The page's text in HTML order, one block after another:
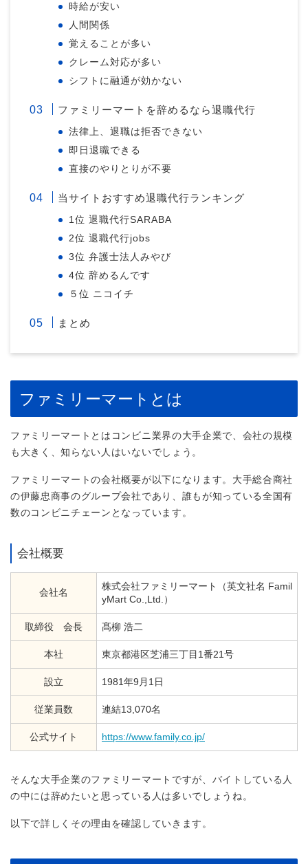
時給が安い
人間関係
覚えることが多い
クレーム対応が多い
シフトに融通が効かない
ファミリーマートを辞めるなら退職代行
法律上、退職は拒否できない
即日退職できる
直接のやりとりが不要
当サイトおすすめ退職代行ランキング
1位 退職代行SARABA
2位 退職代行jobs
3位 弁護士法人みやび
4位 辞めるんです
５位 ニコイチ
まとめ
ファミリーマートとは
ファミリーマートとはコンビニ業界の大手企業で、会社の規模
も大きく、知らない人はいないでしょう。
ファミリーマートの会社概要が以下になります。大手総合商社
の伊藤忠商事のグループ会社であり、誰もが知っている全国有
数のコンビニチェーンとなっています。
会社概要
会社名
株式会社ファミリーマート（英文社名 Famil
yMart Co.,Ltd.）
取締役 会長 髙柳 浩二
本社 東京都港区芝浦三丁目1番21号
設立 1981年9月1日
従業員数 連結13,070名
公式サイト https://www.family.co.jp/
そんな大手企業のファミリーマートですが、バイトしている人
の中には辞めたいと思っている人は多いでしょうね。
以下で詳しくその理由を確認していきます。